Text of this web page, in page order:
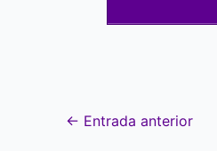
← Entrada anterior